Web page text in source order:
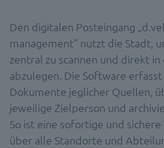
Den digitalen Posteingang
management“ nutzt die Stadt,
zentral zu scannen und direkt
abzulegen. Die Software
Dokumente jeglicher Quellen,
jeweilige Zielperson und
So ist eine sofortige und
über alle Standorte und